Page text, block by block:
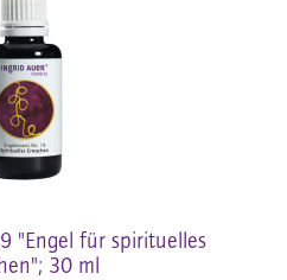
"Engel für spirituelles
30 ml